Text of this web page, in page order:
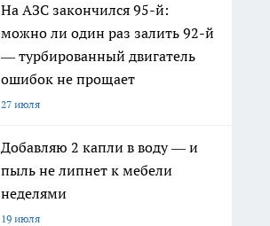
На АЗС закончился 95-й:
можно ли один раз залить 92-й
— турбированный двигатель
ошибок не прощает
27 июля
Добавляю 2 капли в воду — и
пыль не липнет к мебели
неделями
19 июля